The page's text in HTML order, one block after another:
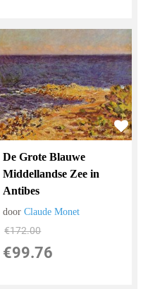
De Grote Blauwe
Middellandse Zee in
Antibes
doorClaude Monet
€172.00
€99.76